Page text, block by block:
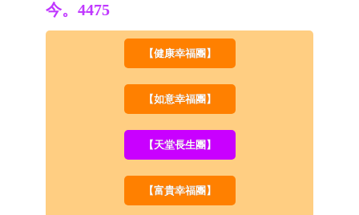
今。4475
【健康幸福團】
【如意幸福團】
【天堂長生團】
【富貴幸福團】